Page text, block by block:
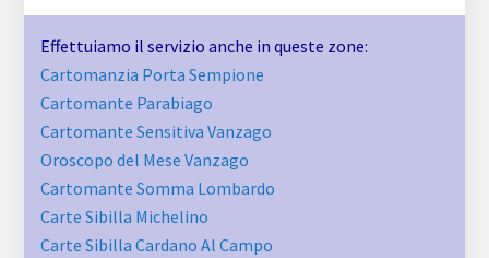
Effettuiamo il servizio anche in queste zone:
Cartomanzia Porta Sempione
Cartomante Parabiago
Cartomante Sensitiva Vanzago
Oroscopo del Mese Vanzago
Cartomante Somma Lombardo
Carte Sibilla Michelino
Carte Sibilla Cardano Al Campo